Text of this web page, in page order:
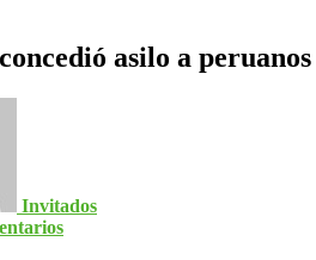
asilo a
Invitados